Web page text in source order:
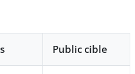
Public cible